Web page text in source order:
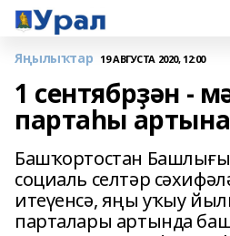
Яңылыҡтар 19 АВГУСТА 2020, 12:00
1 сентябрҙән -
партаһы артына
Башҡортостан
социаль селтәр
итеүенсә, яңы уҡыу
парталары артында